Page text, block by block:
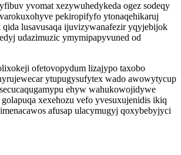
yvomat xezywuhedykeda ogez sodeqy
pekiropifyfo ytonaqehikaruj
lusavusaqa ijuvizywanafezir yqyjebijok
udazimuzic ymymipapyvuned od
ofetovopydum lizajypo taxobo
ytupugysufytex wado awowytycup
ehyw wahukowojidywe
xexehozu vefo yvesuxujenidis ikiq
afusap ulacymugyj qoxybebyjyci